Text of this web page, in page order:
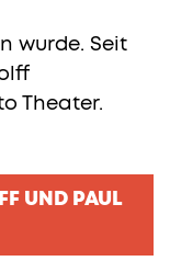
wurde. Seit
Theater.
UND PAUL